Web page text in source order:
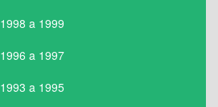
1998 a 1999
1996 a 1997
1993 a 1995